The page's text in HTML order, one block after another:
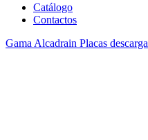
Catálogo
Contactos
Gama Alcadrain Placas descarga